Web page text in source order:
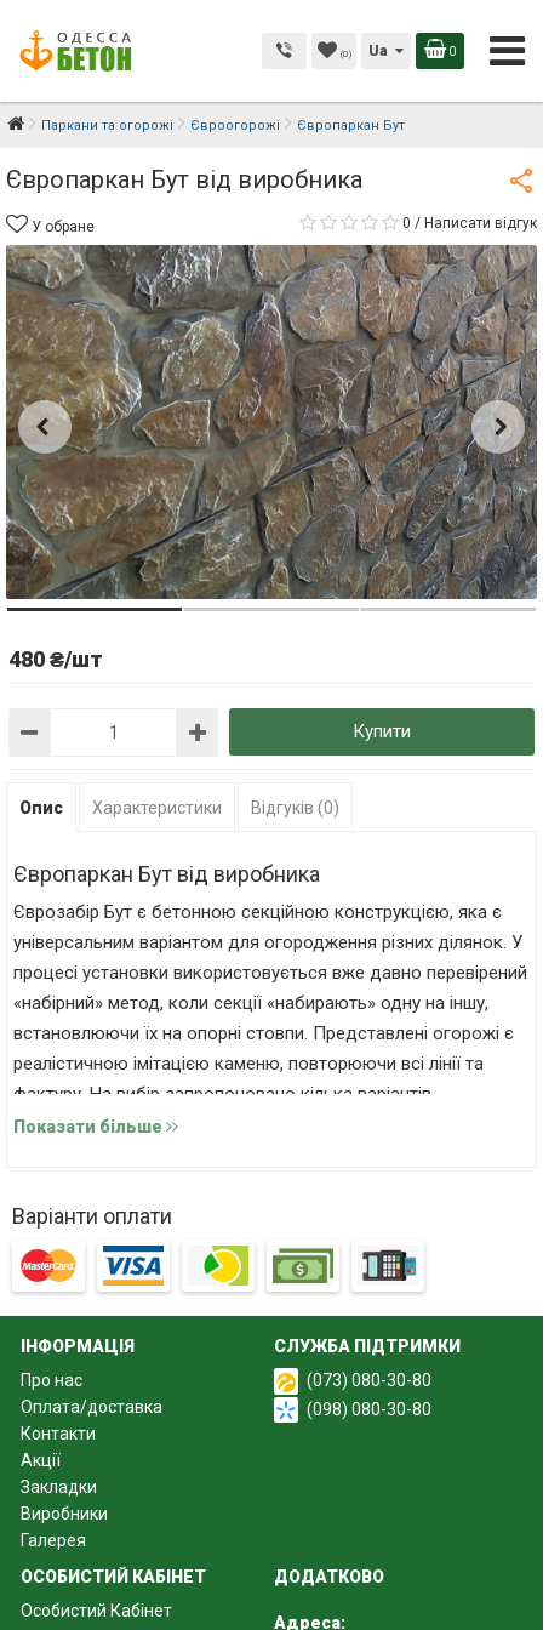
(0) Ua 0
Паркани та огорожі Євроогорожі Європаркан Бут
Європаркан Бут від виробника
У обране 0 / Написати відгук
480 ₴/шт
Купити
Опис Характеристики Відгуків (0)
Європаркан Бут від виробника
Єврозабір Бут є бетонною секційною конструкцією, яка є
універсальним варіантом для огородження різних ділянок. У
процесі установки використовується вже давно перевірений
«набірний» метод, коли секції «набирають» одну на іншу,
встановлюючи їх на опорні стовпи. Представлені огорожі є
реалістичною імітацією каменю, повторюючи всі лінії та
фактуру. На вибір запропоновано кілька варіантів
оформлення. При цьому демократична ціна на бетонний
Основні характеристики плит та стовпів
Висота конструкції – 500 мм.
Показати більше
Варіанти оплати
ІНФОРМАЦІЯ
Про нас
Оплата/доставка
Контакти
Акції
Закладки
Виробники
Галерея
СЛУЖБА ПІДТРИМКИ
(073) 080-30-80
(098) 080-30-80
ОСОБИСТИЙ КАБІНЕТ
Особистий Кабінет
ДОДАТКОВО
Адреса: